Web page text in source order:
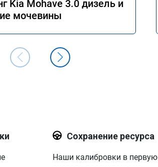
Kia Mohave 3.0 дизель и
мочевины
Сохранение ресурса
Наши калибровки в первую